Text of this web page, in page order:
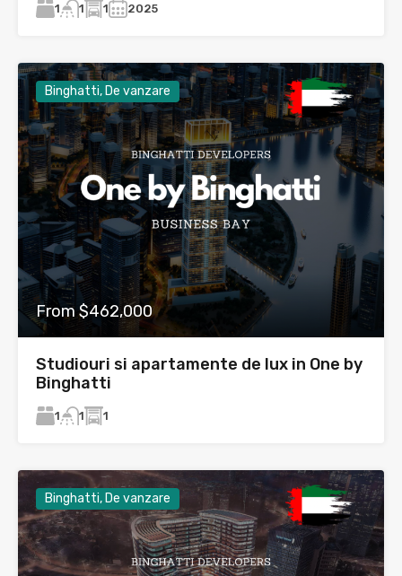
1 1 1 2025
Binghatti, De vanzare
From $462,000
Studiouri si apartamente de lux in One by
Binghatti
1 1 1
Binghatti, De vanzare